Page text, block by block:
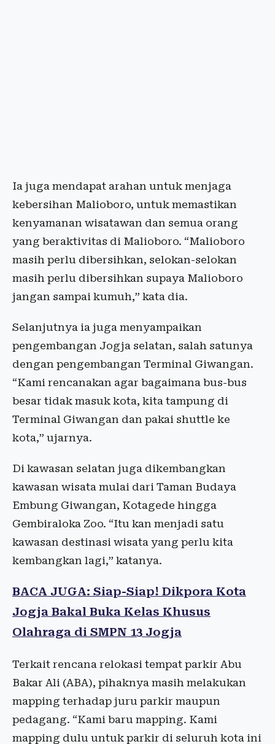
Ia juga mendapat arahan untuk menjaga
kebersihan Malioboro, untuk memastikan
kenyamanan wisatawan dan semua orang
yang beraktivitas di Malioboro. “Malioboro
masih perlu dibersihkan, selokan-selokan
masih perlu dibersihkan supaya Malioboro
jangan sampai kumuh,” kata dia.
Selanjutnya ia juga menyampaikan
pengembangan Jogja selatan, salah satunya
dengan pengembangan Terminal Giwangan.
“Kami rencanakan agar bagaimana bus-bus
besar tidak masuk kota, kita tampung di
Terminal Giwangan dan pakai shuttle ke
kota,” ujarnya.
Di kawasan selatan juga dikembangkan
kawasan wisata mulai dari Taman Budaya
Embung Giwangan, Kotagede hingga
Gembiraloka Zoo. “Itu kan menjadi satu
kawasan destinasi wisata yang perlu kita
kembangkan lagi,” katanya.
BACA JUGA: Siap-Siap! Dikpora Kota
Jogja Bakal Buka Kelas Khusus
Olahraga di SMPN 13 Jogja
Terkait rencana relokasi tempat parkir Abu
Bakar Ali (ABA), pihaknya masih melakukan
mapping terhadap juru parkir maupun
pedagang. “Kami baru mapping. Kami
mapping dulu untuk parkir di seluruh kota ini